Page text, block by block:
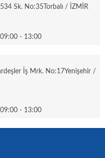
Sk. No:35Torbalı / İZMİR
- 13:00
İş Mrk. No:17Yenişehir /
- 13:00